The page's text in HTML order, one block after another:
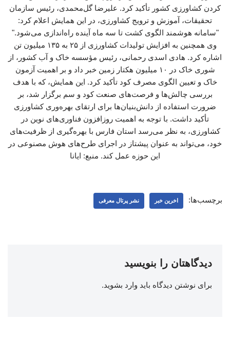
کردن کشاورزی کشور تأکید کرد. علیرضا گل‌محمدی، رئیس سازمان
تحقیقات، آموزش و ترویج کشاورزی، در این همایش اعلام کرد:
"سامانه هوشمند الگوی کشت تا سه ماه آینده راه‌اندازی می‌شود."
وی همچنین به افزایش تولیدات کشاورزی از ۲۵ به ۱۳۵ میلیون تن
اشاره کرد. هادی اسدی رحمانی، رئیس مؤسسه خاک و آب کشور، از
شوری خاک در ۱۰ میلیون هکتار زمین خبر داد و بر اهمیت آزمون
خاک و تعیین الگوی مصرف کود تأکید کرد. این همایش، که با هدف
بررسی چالش‌ها و فرصت‌های صنعت کود و سم برگزار شد، بر
ضرورت استفاده از دانش‌بنیان‌ها برای ارتقای بهره‌وری کشاورزی
تأکید داشت. با توجه به اهمیت روزافزون فناوری‌های نوین در
کشاورزی، به نظر می‌رسد استان فارس با بهره‌گیری از ظرفیت‌های
خود، می‌تواند به عنوان پیشتاز در اجرای طرح‌های هوش مصنوعی در
این حوزه عمل کند. منبع: ایانا
برچسب‌ها: اخرین خبر نشر پرتال معرفی
دیدگاهتان را بنویسید
برای نوشتن دیدگاه باید وارد بشوید.